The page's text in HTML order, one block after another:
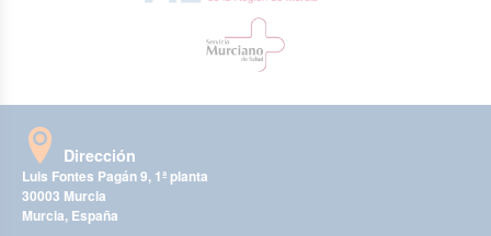
Dirección
Luis Fontes Pagán 9, 1ª planta
30003 Murcia
Murcia, España